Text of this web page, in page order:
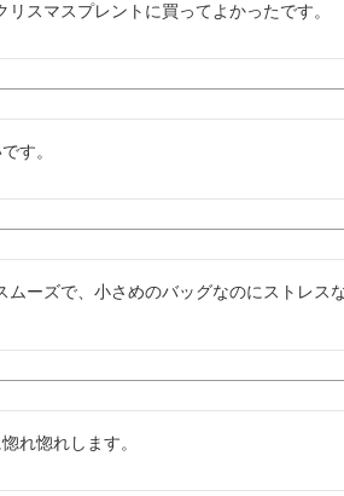
スマスプレントに買ってよかったです。
す。
ーズで、小さめのバッグなのにストレス
れ惚れします。